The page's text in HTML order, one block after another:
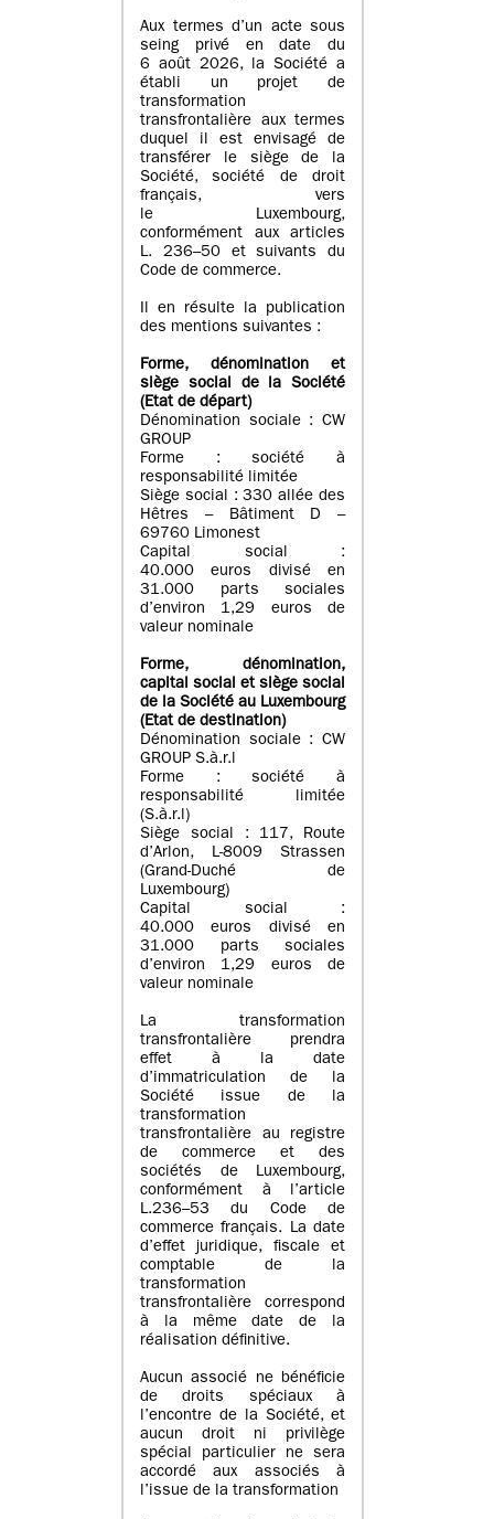
Aux termes d’un acte sous
seing privé en date du
6 août 2026, la Société a
établi un projet de
transformation
transfrontalière aux termes
duquel il est envisagé de
transférer le siège de la
Société, société de droit
français, vers
le Luxembourg,
conformément aux articles
L. 236–50 et suivants du
Code de commerce.
Il en résulte la publication
des mentions suivantes :
Forme, dénomination et
siège social de la Société
(Etatde départ)
Dénomination sociale : CW
GROUP
Forme : société à
responsabilité limitée
Siège social : 330 allée des
Hêtres – Bâtiment D –
69760 Limonest
Capital social :
40.000 euros divisé en
31.000 parts sociales
d’environ 1,29 euros de
valeur nominale
Forme, dénomination,
capital social et siège social
de la Société au Luxembourg
(Etat de destination)
Dénomination sociale : CW
GROUP S.à.r.l
Forme : société à
responsabilité limitée
(S.à.r.l)
Siège social : 117, Route
d’Arlon, L-8009 Strassen
(Grand-Duché de
Luxembourg)
Capital social :
40.000 euros divisé en
31.000 parts sociales
d’environ 1,29 euros de
valeur nominale
La transformation
transfrontalière prendra
effet à la date
d’immatriculation de la
Société issue de la
transformation
transfrontalière au registre
de commerce et des
sociétés de Luxembourg,
conformément à l’article
L.236–53 du Code de
commerce français. La date
d’effet juridique, fiscale et
comptable de la
transformation
transfrontalière correspond
à la même date de la
réalisation définitive.
Aucun associé ne bénéficie
de droits spéciaux à
l’encontre de la Société, et
aucun droit ni privilège
spécial particulier ne sera
accordé aux associés à
l’issue de la transformation